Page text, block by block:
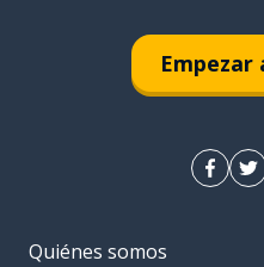
Empezar
Quiénes somos